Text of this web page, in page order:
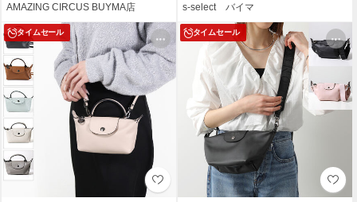
AMAZING CIRCUS BUYMA店 s-select バイマ
タイムセール タイムセール